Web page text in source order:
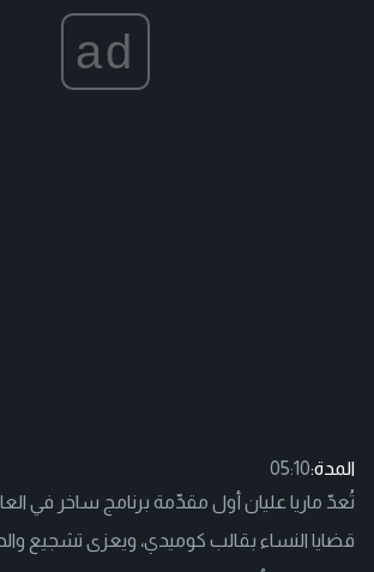
ad
المدة:05:10
تُعدّ ماريا عليان أول مقدِّمة برنامج ساخر في
قضايا النساء بقالب كوميدي، ويعزى تشجيع